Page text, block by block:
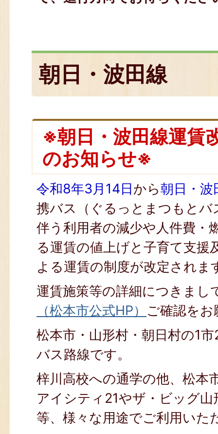
朝日・波田線
※朝日・波田線運賃
のお知らせ※
令和8年3月14日から朝日・波
携バス（ぐるっとまつもとバ
伴う利用者の減少や人件費・
る運賃の値上げと子育て支援
よる運賃の制度が改定されま
運賃施策等の詳細につきまし
（松本市公式HP） ご確認を
松本市・山形村・朝日村の1
バス路線です。
梓川高校への通学の他、松本
アイシティ21やザ・ビッグ
等、様々な用途でご利用いた